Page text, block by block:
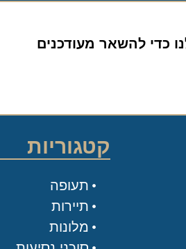
להשאר מעודכנים
קטגוריות
תעופה
תיירות
מלונות